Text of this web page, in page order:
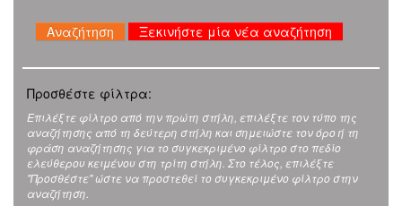
Ξεκινήστε μία νέα αναζήτηση
Προσθέστε φίλτρα:
Επιλέξτε φίλτρο από την πρώτη στήλη, επιλέξτε τον τύπο της
αναζήτησης από τη δεύτερη στήλη και σημειώστε τον όρο ή τη
φράση αναζήτησης για το συγκεκριμένο φίλτρο στο πεδίο
ελεύθερου κειμένου στη τρίτη στήλη. Στο τέλος, επιλέξτε
"Προσθέστε" ώστε να προστεθεί το συγκεκριμένο φίλτρο στην
αναζήτηση.